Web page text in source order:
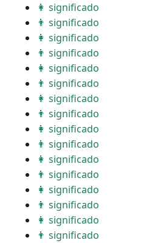
👩 significado
👨 significado
👩 significado
👨 significado
👩 significado
👨 significado
👩 significado
👨 significado
👩 significado
👨 significado
👩 significado
👨 significado
👩 significado
👨 significado
👩 significado
👨 significado